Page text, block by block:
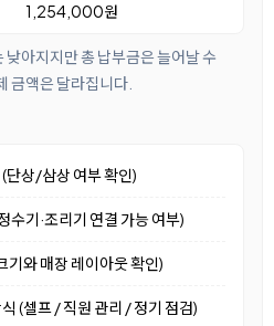
1,254,000원
아지지만 총 납부금은 늘어날 수
금액은 달라집니다.
단상/삼상 여부 확인)
수기·조리기 연결 가능 여부)
기와 매장 레이아웃 확인)
(셀프 / 직원 관리 / 정기 점검)